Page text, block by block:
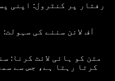
رفتار پر کنٹرول: اپنی
آف لائن سننے کی سہولت:
متن کو ہائی لائٹ کرنا :
کرتا رہتا ہے، جس سے